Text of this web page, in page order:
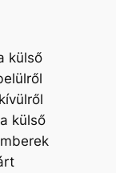
külső
külső